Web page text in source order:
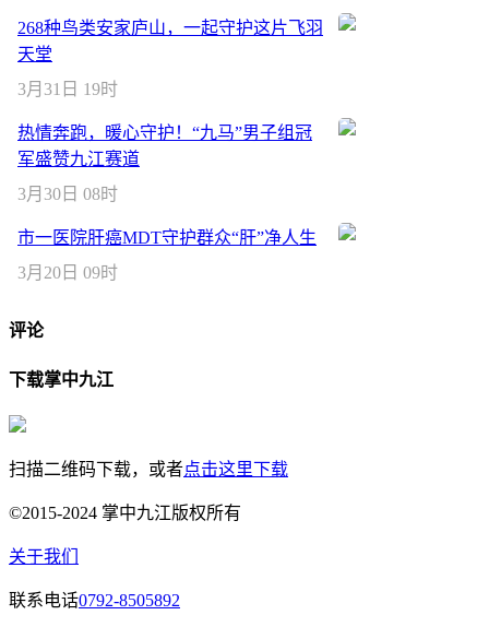
268种鸟类安家庐山，一起守护这片飞羽
天堂
3月31日 19时
热情奔跑，暖心守护！“九马”男子组冠
军盛赞九江赛道
3月30日 08时
市一医院肝癌MDT守护群众“肝”净人生
3月20日 09时
评论
下载掌中九江
扫描二维码下载，或者点击这里下载
©2015-2024 掌中九江版权所有
关于我们
联系电话0792-8505892